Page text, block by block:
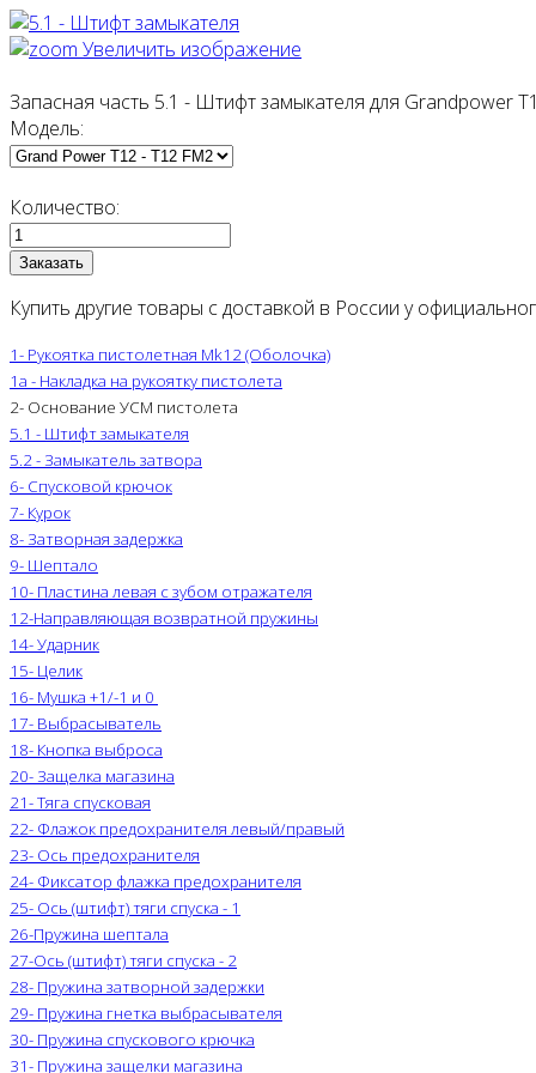
Увеличить изображение
Запасная часть 5.1 - Штифт замыкателя для Grandpower
Модель:
Количество:
Купить другие товары с доставкой в России у
1- Рукоятка пистолетная Mk12 (Оболочка)
1а - Накладка на рукоятку пистолета
2- Основание УСМ пистолета
5.1 - Штифт замыкателя
5.2 - Замыкатель затвора
6- Спусковой крючок
7- Курок
8- Затворная задержка
9- Шептало
10- Пластина левая с зубом отражателя
12-Направляющая возвратной пружины
14- Ударник
15- Целик
16- Мушка +1/-1 и 0
17- Выбрасыватель
18- Кнопка выброса
20- Защелка магазина
21- Тяга спусковая
22- Флажок предохранителя левый/правый
23- Ось предохранителя
24- Фиксатор флажка предохранителя
25- Ось (штифт) тяги спуска - 1
26-Пружина шептала
27-Ось (штифт) тяги спуска - 2
28- Пружина затворной задержки
29- Пружина гнетка выбрасывателя
30- Пружина спускового крючка
31- Пружина защелки магазина